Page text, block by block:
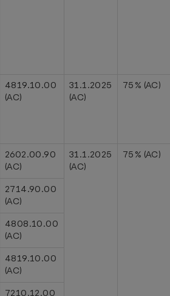
4819.10.00
(AC)
31.1.2025
(AC)
75% (AC)
2602.00.90
(AC)
31.1.2025
(AC)
75% (AC)
2714.90.00
(AC)
4808.10.00
(AC)
4819.10.00
(AC)
7210.12.00